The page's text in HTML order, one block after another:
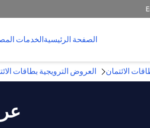
الصفحة الرئيسيةالخدمات
الائتمان العروض الترويجية بطاقات